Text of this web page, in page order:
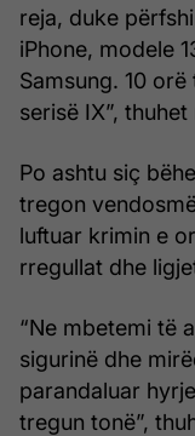
reja, duke
iPhone, modele
Samsung. 10
serisë IX”,
Po ashtu siç
tregon
luftuar krimin e
rregullat dhe
“Ne mbetemi të
sigurinë dhe
parandaluar
tregun tonë”,